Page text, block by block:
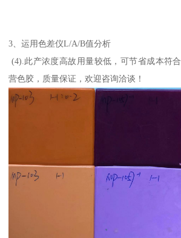
3、运用色差仪L/A/B值分析
(4).此产浓度高故用量较低，可节省成本符
营色胶，质量保证，欢迎咨询洽谈！